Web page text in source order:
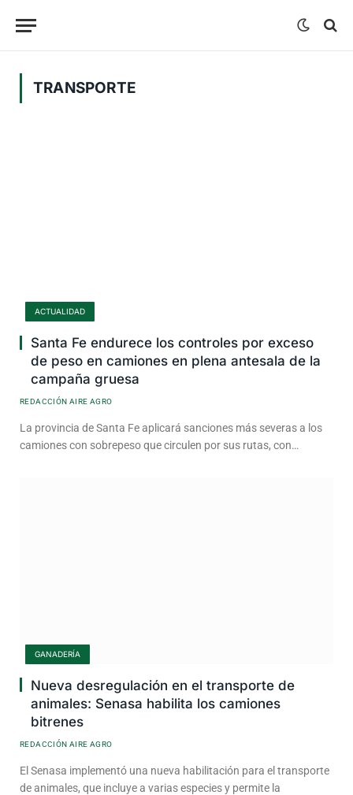
TRANSPORTE
ACTUALIDAD
Santa Fe endurece los controles por exceso
de peso en camiones en plena antesala de la
campaña gruesa
REDACCIÓN AIRE AGRO
La provincia de Santa Fe aplicará sanciones más severas a los
camiones con sobrepeso que circulen por sus rutas, con…
GANADERÍA
Nueva desregulación en el transporte de
animales: Senasa habilita los camiones
bitrenes
REDACCIÓN AIRE AGRO
El Senasa implementó una nueva habilitación para el transporte
de animales, que incluye a varias especies y permite la